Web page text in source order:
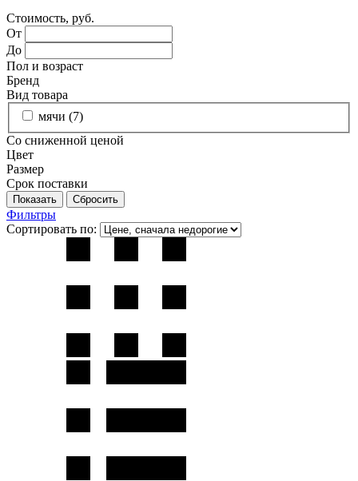
Стоимость, руб.
От
До
Пол и возраст
Бренд
Вид товара
мячи (7)
Со сниженной ценой
Цвет
Размер
Срок поставки
Фильтры
Сортировать по: